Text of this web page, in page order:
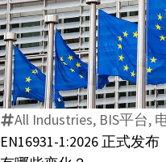
All Industries, BIS平台,
EN16931-1:2026 正式发